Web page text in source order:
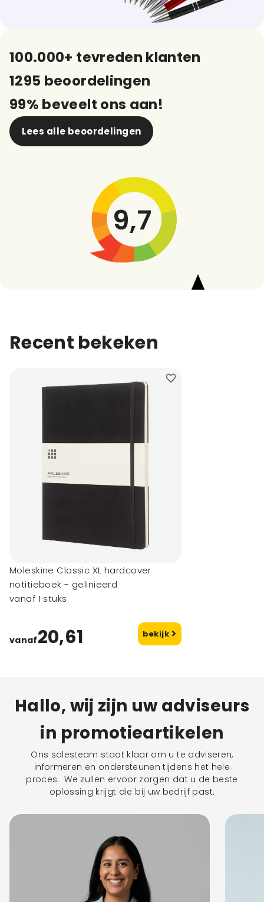
100.000+ tevreden klanten
1295 beoordelingen
99% beveelt ons aan!
Lees alle beoordelingen
9,7
Recent bekeken
Moleskine Classic XL hardcover
notitieboek - gelinieerd
vanaf 1 stuks
vanaf20,61 bekijk
Hallo, wij zijn uw adviseurs
in promotieartikelen
Ons salesteam staat klaar om u te adviseren,
informeren en ondersteunen tijdens het hele
proces. We zullen ervoor zorgen dat u de beste
oplossing krijgt die bij uw bedrijf past.